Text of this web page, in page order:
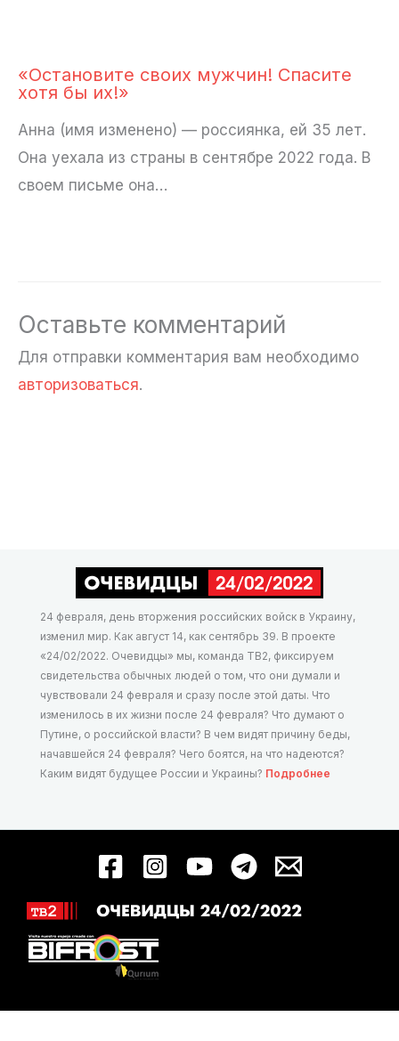
«Остановите своих мужчин! Спасите
хотя бы их!»
Анна (имя изменено) — россиянка, ей 35 лет.
Она уехала из страны в сентябре 2022 года. В
своем письме она…
Оставьте комментарий
Для отправки комментария вам необходимо
авторизоваться.
24 февраля, день вторжения российских войск в Украину,
изменил мир. Как август 14, как сентябрь 39. В проекте
«24/02/2022. Очевидцы» мы, команда ТВ2, фиксируем
свидетельства обычных людей о том, что они думали и
чувствовали 24 февраля и сразу после этой даты. Что
изменилось в их жизни после 24 февраля? Что думают о
Путине, о российской власти? В чем видят причину беды,
начавшейся 24 февраля? Чего боятся, на что надеются?
Каким видят будущее России и Украины? Подробнее